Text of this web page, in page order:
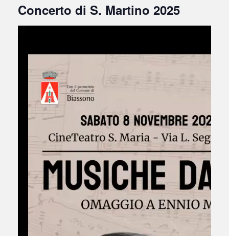
Concerto di S. Martino 2025